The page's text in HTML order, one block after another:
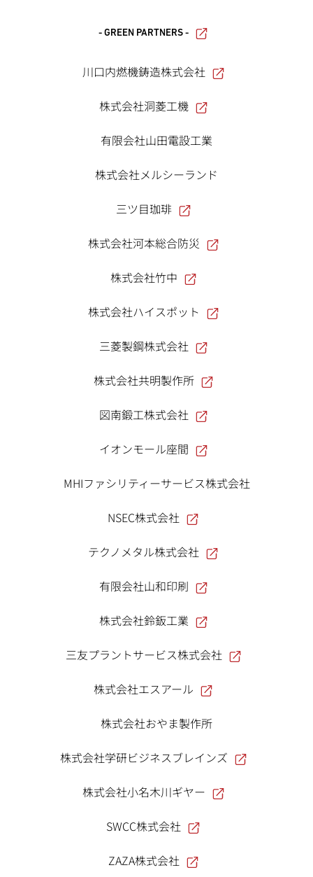
- GREEN PARTNERS -
川口内燃機鋳造株式会社
株式会社洞菱工機
有限会社山田電設工業
株式会社メルシーランド
三ツ目珈琲
株式会社河本総合防災
株式会社竹中
株式会社ハイスポット
三菱製鋼株式会社
株式会社共明製作所
図南鍛工株式会社
イオンモール座間
MHIファシリティーサービス株式会社
NSEC株式会社
テクノメタル株式会社
有限会社山和印刷
株式会社鈴鈑工業
三友プラントサービス株式会社
株式会社エスアール
株式会社おやま製作所
株式会社学研ビジネスブレインズ
株式会社小名木川ギヤー
SWCC株式会社
ZAZA株式会社